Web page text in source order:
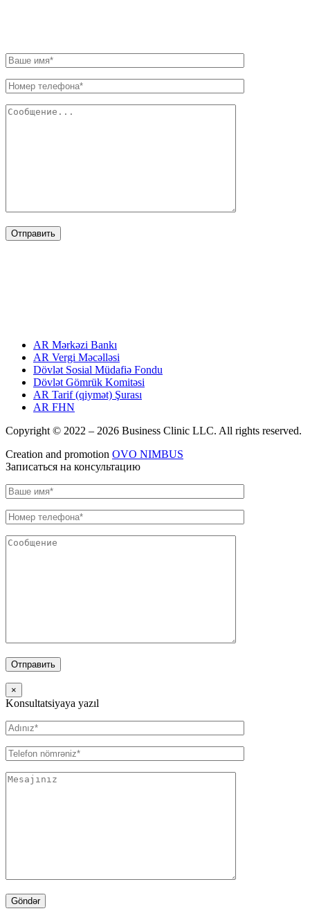
AR Mərkəzi Bankı
AR Vergi Məcəlləsi
Dövlət Sosial Müdafiə Fondu
Dövlət Gömrük Komitəsi
AR Tarif (qiymət) Şurası
AR FHN
Copyright © 2022 – 2026 Business Clinic LLC. All rights reserved.
Creation and promotion OVO NIMBUS
Записаться на консультацию
×
Konsultatsiyaya yazıl